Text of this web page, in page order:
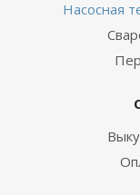
Насосная